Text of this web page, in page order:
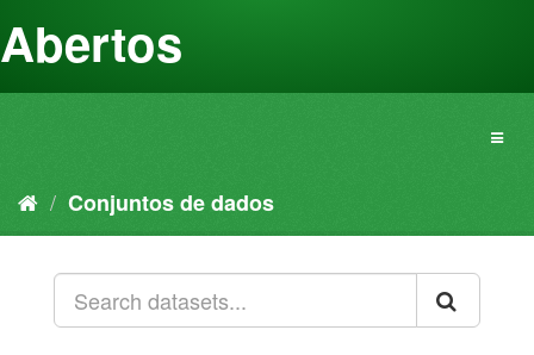
Abertos
Conjuntos de dados